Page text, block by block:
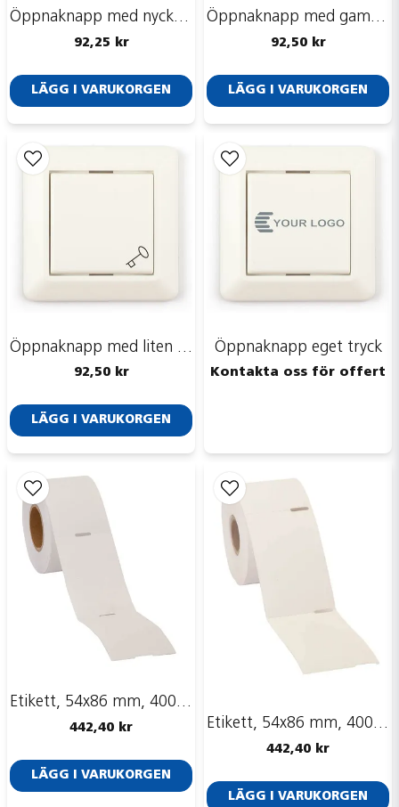
Skicka fråga
Öppnaknapp med nyckel logga
92,25 kr
LÄGG I VARUKORGEN
Öppnaknapp med gammal nyckel
92,50 kr
LÄGG I VARUKORGEN
Öppnaknapp med liten nyckel
92,50 kr
LÄGG I VARUKORGEN
Öppnaknapp eget tryck
Kontakta oss för offert
Etikett, 54x86 mm, 400 st
442,40 kr
LÄGG I VARUKORGEN
Etikett, 54x86 mm, 400 st
442,40 kr
LÄGG I VARUKORGEN